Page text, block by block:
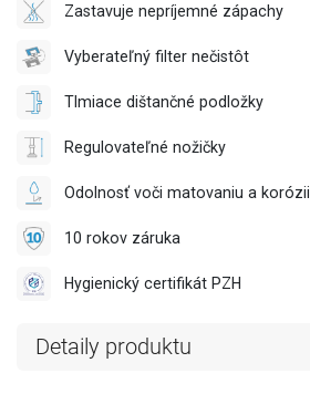
Zastavuje nepríjemné zápachy
Vyberateľný filter nečistôt
Tlmiace dištančné podložky
Regulovateľné nožičky
Odolnosť voči matovaniu a korózii
10 rokov záruka
Hygienický certifikát PZH
Detaily produktu